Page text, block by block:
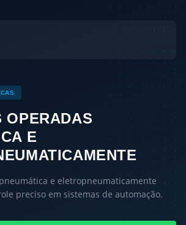
OPERADAS
E
e eletropneumaticamente
preciso em sistemas de automação.